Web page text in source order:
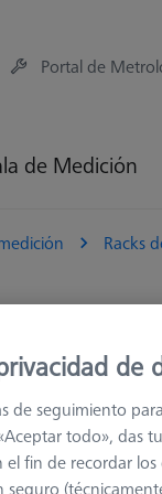
Portal de
de Medición
Racks
de
de seguimiento
todo», das
fin de recordar